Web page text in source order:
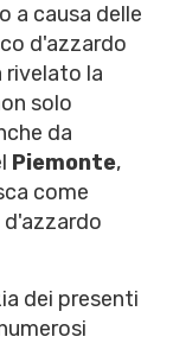
a causa delle
d'azzardo
rivelato la
solo
da
Piemonte,
come
dei presenti